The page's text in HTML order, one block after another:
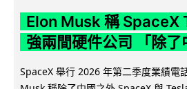
Elon Musk 稱 SpaceX
強兩間硬件公司 「除了
SpaceX 舉行 2026 年第二季度業績電